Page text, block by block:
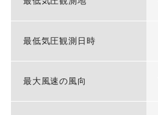
最低気圧観測日時
最大風速の風向